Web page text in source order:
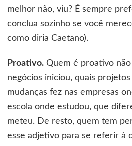
melhor não, viu? É sempre
conclua sozinho se você
como diria Caetano).
Proativo. Quem é proativo
negócios iniciou, quais
mudanças fez nas empresas
escola onde estudou, que
meteu. De resto, quem tem
esse adjetivo para se referir à